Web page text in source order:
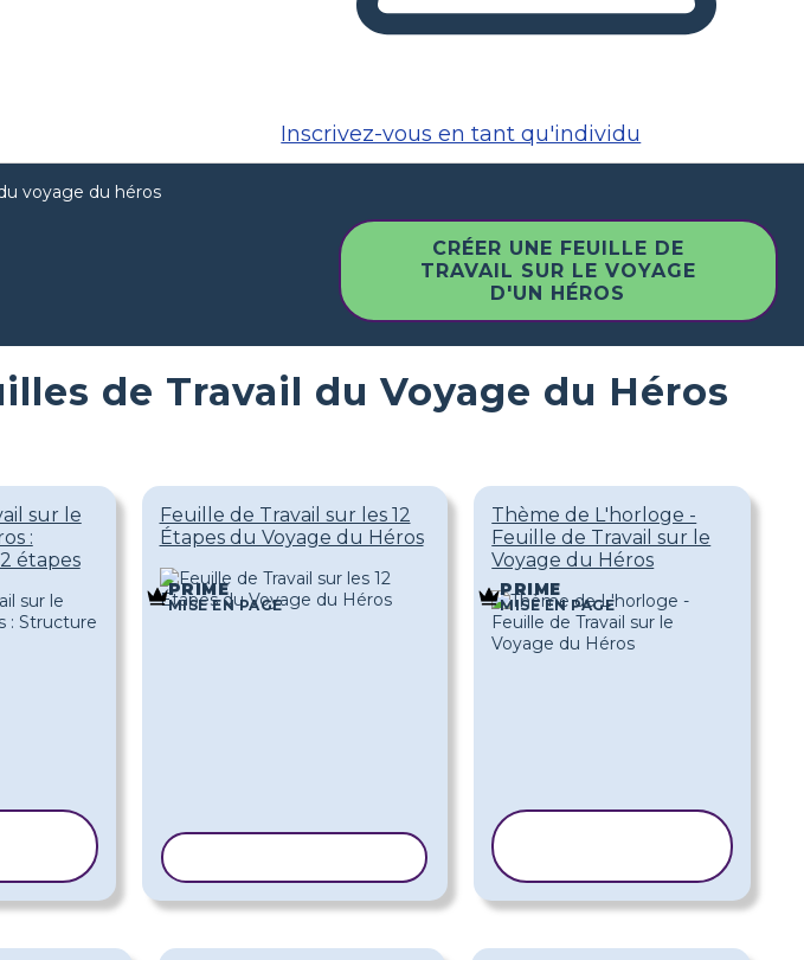
Inscrivez-vous en tant qu'individu
voyage du héros
CRÉER UNE FEUILLE DE
TRAVAIL SUR LE VOYAGE
D'UN HÉROS
de Travail du Voyage du Héros
sur le
:
étapes
Feuille de Travail sur les 12
Étapes du Voyage du Héros
PRIME
MISE EN PAGE
Thème de L'horloge -
Feuille de Travail sur le
Voyage du Héros
PRIME
MISE EN PAGE